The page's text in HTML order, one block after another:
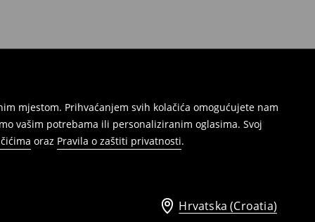
mjestom. Prihvaćanjem svih kolačića omogućujete nam
vašim potrebama ili personaliziranim oglasima. Svoj
oraz Pravila o zaštiti privatnosti.
Hrvatska (Croatia)